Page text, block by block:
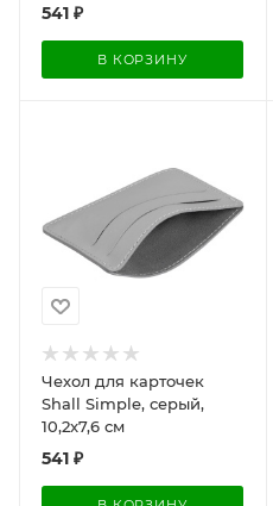
541 ₽
В КОРЗИНУ
Чехол для карточек
Shall Simple, серый,
10,2x7,6 см
541 ₽